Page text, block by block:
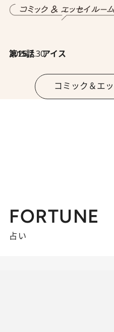
2026.7.30
第15話 アイス
コミック＆エ
FORTUNE
占い